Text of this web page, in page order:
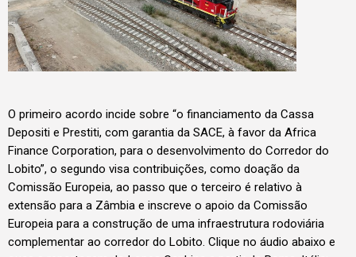
O primeiro acordo incide sobre “o financiamento da Cassa
Depositi e Prestiti, com garantia da SACE, à favor da Africa
Finance Corporation, para o desenvolvimento do Corredor do
Lobito”, o segundo visa contribuições, como doação da
Comissão Europeia, ao passo que o terceiro é relativo à
extensão para a Zâmbia e inscreve o apoio da Comissão
Europeia para a construção de uma infraestrutura rodoviária
complementar ao corredor do Lobito. Clique no áudio abaixo e